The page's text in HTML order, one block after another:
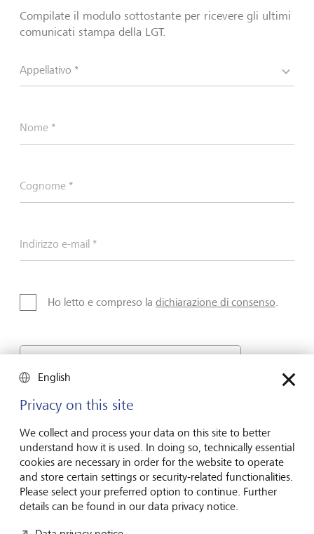
Compilate il modulo sottostante per ricevere gli ultimi
comunicati stampa della LGT.
Appellativo *
Nome *
Cognome *
Indirizzo e-mail *
Ho letto e compreso la dichiarazione di consenso.
Invia
English
Privacy on this site
We collect and process your data on this site to better
understand how it is used. In doing so, technically essential
cookies are necessary in order for the website to operate
and store certain settings or security-related functionalities.
Please select your preferred option to continue. Further
details can be found in our data privacy notice.